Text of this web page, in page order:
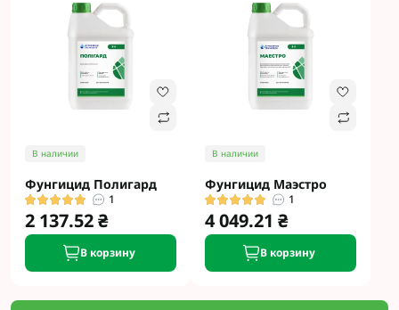
В наличии
Фунгицид Полигард
1
2 137.52 ₴
В корзину
В наличии
Фунгицид Маэстро
1
4 049.21 ₴
В корзину